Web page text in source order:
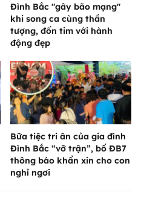
Đình Bắc "gây bão mạng"
khi song ca cùng thần
tượng, đốn tim với hành
động đẹp
Bữa tiệc tri ân của gia đình
Đình Bắc “vỡ trận”, bố ĐB7
thông báo khẩn xin cho con
nghỉ ngơi